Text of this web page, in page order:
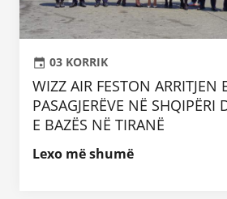
03 KORRIK
WIZZ AIR FESTON ARRITJEN
PASAGJERËVE NË SHQIPËRI
E BAZËS NË TIRANË
Lexo më shumë